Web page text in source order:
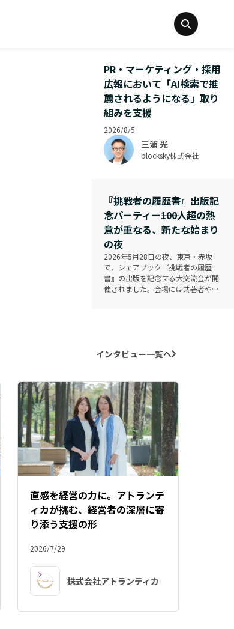
せを届けるITで日本再興に挑む
PR・マーケティング・採用
広報において「AI検索で推
薦されるようになる」取り
組みを支援
2026/8/5
三浦 光
blocksky株式会社
『挑戦者の履歴書』出版記
念パーティー――100人超の熱
意が重なる、新たな始まり
の夜
2026年5月28日の夜、東京・赤坂
で、シェアブック『挑戦者の履歴
書』の出版を記念する大交流会が開
催されました。会場には共著者や関
インタビュー一覧へ
直感を経営の力に。アトランテ
ィカが挑む、経営者の深層に寄
り添う支援の形
2026/7/29
株式会社アトランティカ